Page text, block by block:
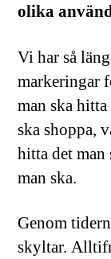
olika
Vi har så
markeringar
man ska
ska shoppa,
hitta det
man ska.
Genom
skyltar.